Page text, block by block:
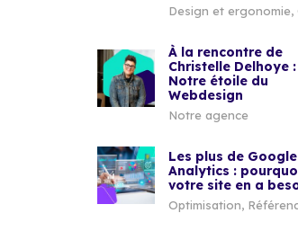
Design et ergonomie,
À la rencontre de
Christelle Delhoye :
Notre étoile du
Webdesign
Notre agence
Les plus de Google
Analytics :
votre site en a
Optimisation,